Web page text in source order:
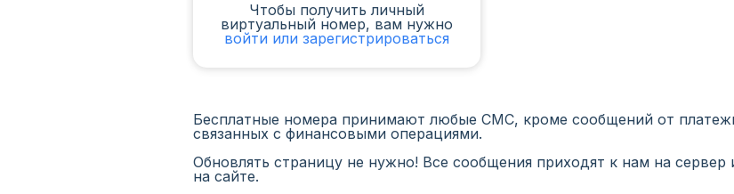
Аргентина
Ирак
Испания
Чтобы получить личный
виртуальный номер, вам нужно
войти или зарегистрироваться
Бесплатные номера принимают любые СМС, кроме сообщений от
связанных с финансовыми операциями.
Обновлять страницу не нужно! Все сообщения приходят к нам на
на сайте.